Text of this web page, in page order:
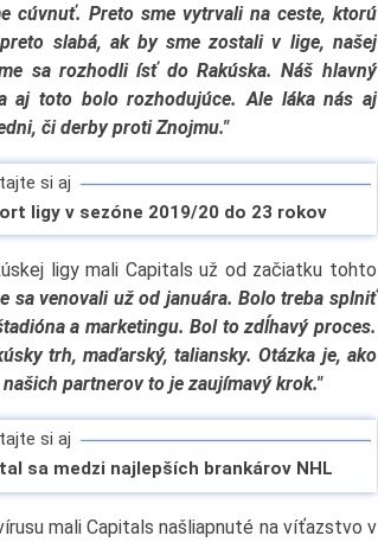
cúvnuť. Preto sme vytrvali na ceste, ktorú
slabá, ak by sme zostali v lige, našej
sa rozhodli ísť do Rakúska. Náš hlavný
aj toto bolo rozhodujúce. Ale láka nás aj
či derby proti Znojmu."
si aj
ligy v sezóne 2019/20 do 23 rokov
ligy mali Capitals už od začiatku tohto
sa venovali už od januára. Bolo treba splniť
a marketingu. Bol to zdĺhavý proces.
trh, maďarský, taliansky. Otázka je, ako
partnerov to je zaujímavý krok."
si aj
sa medzi najlepších brankárov NHL
mali Capitals našliapnuté na víťazstvo v